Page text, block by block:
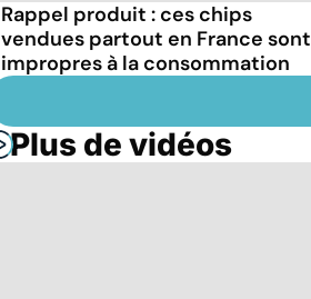
Rappel produit : ces chips
vendues partout en France sont
impropres à la consommation
Plus de vidéos